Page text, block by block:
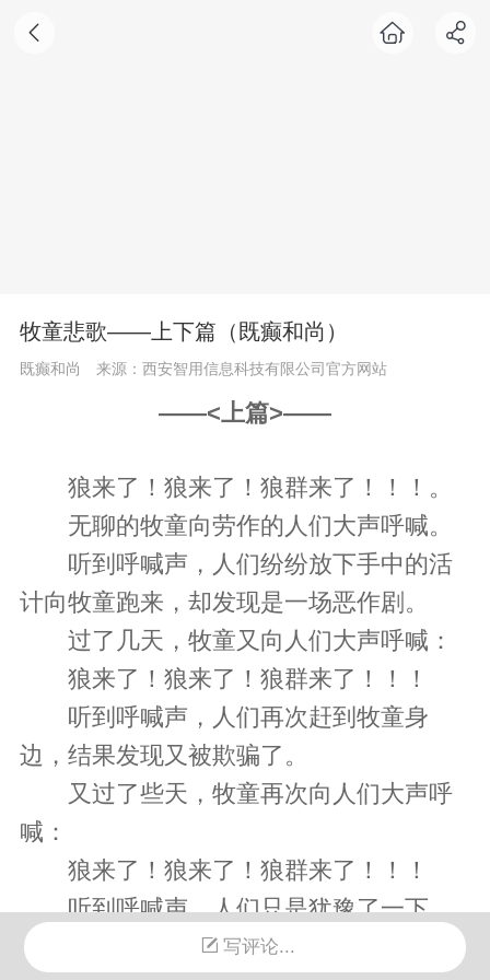
牧童悲歌——上下篇（既癫和尚）
既癫和尚 来源：西安智用信息科技有限公司官方网站
——<上篇>——
狼来了！狼来了！狼群来了！！！。
无聊的牧童向劳作的人们大声呼喊。
听到呼喊声，人们纷纷放下手中的活
计向牧童跑来，却发现是一场恶作剧。
过了几天，牧童又向人们大声呼喊：
狼来了！狼来了！狼群来了！！！
听到呼喊声，人们再次赶到牧童身
边，结果发现又被欺骗了。
又过了些天，牧童再次向人们大声呼
喊：
狼来了！狼来了！狼群来了！！！
听到呼喊声，人们只是犹豫了一下，
就不再理会他了。 写评论...